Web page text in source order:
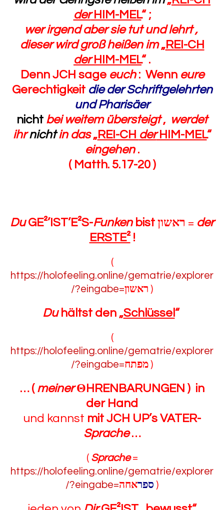
derHIM-MEL“ ;
wer irgend aber sie tut und lehrt ,
dieser wird groß heißen im„REI-CH
derHIM-MEL“ .
Denn JCH sage euch : Wenn eure
Gerechtigkeit die der Schriftgelehrten
und Pharisäer
nicht bei weitem übersteigt, werdet
ihr nicht in das„REI-CH derHIM-MEL“
eingehen .
( Matth. 5.17-20 )
Du GE²’IST’E²S-Funkenbist ראשון = der
ERSTE²!
(
https://holofeeling.online/gematrie/explorer
/?eingabe=ראשון )
Duhältst den „Schlüssel “
(
https://holofeeling.online/gematrie/explorer
/?eingabe=מפתח )
… ( meiner Θ HRENBARUNGEN ) in
der Hand
und kannst mit JCH UP’s VATER-
Sprache…
( Sprache =
https://holofeeling.online/gematrie/explorer
/?eingabe=
ספראחה )